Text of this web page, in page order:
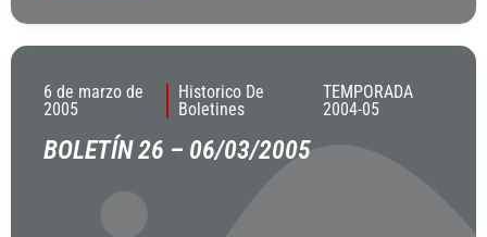
6 de marzo de
2005
Historico De
Boletines
TEMPORADA
2004-05
BOLETÍN 26 – 06/03/2005